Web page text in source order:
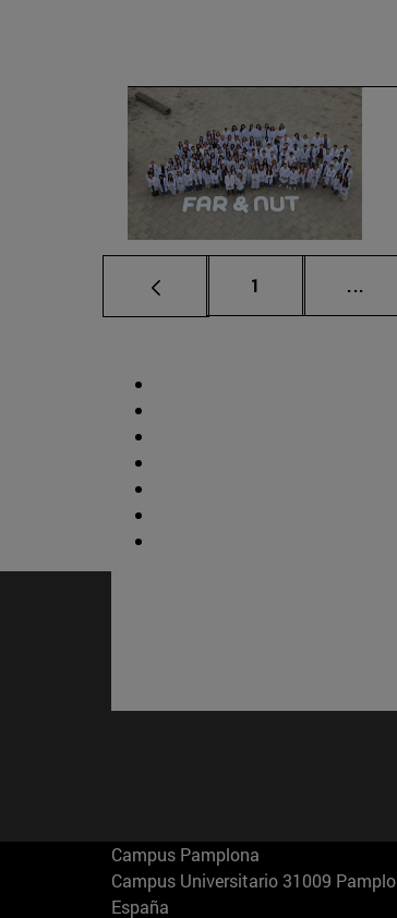
Página
1 ...
Campus Pamplona
Campus Universitario 31009
España